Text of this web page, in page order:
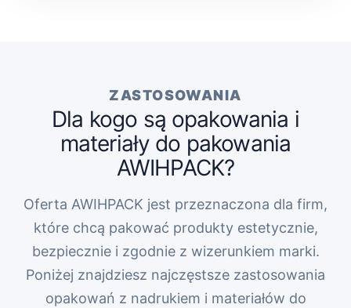
ZASTOSOWANIA
Dla kogo są opakowania i
materiały do pakowania
AWIHPACK?
Oferta AWIHPACK jest przeznaczona dla firm,
które chcą pakować produkty estetycznie,
bezpiecznie i zgodnie z wizerunkiem marki.
Poniżej znajdziesz najczęstsze zastosowania
opakowań z nadrukiem i materiałów do